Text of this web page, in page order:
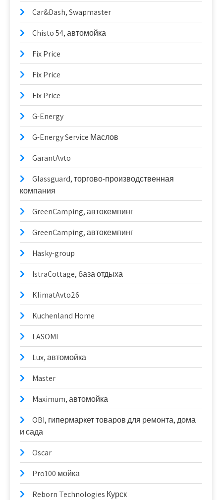
Car&Dash, Swapmaster
Chisto 54, автомойка
Fix Price
Fix Price
Fix Price
G-Energy
G-Energy Service Маслов
GarantAvto
Glassguard, торгово-производственная
компания
GreenCamping, автокемпинг
GreenCamping, автокемпинг
Hasky-group
IstraCottage, база отдыха
KlimatAvto26
Kuchenland Home
LASOMI
Lux, автомойка
Master
Maximum, автомойка
OBI, гипермаркет товаров для ремонта, дома
и сада
Oscar
Pro100 мойка
Reborn Technologies Курск